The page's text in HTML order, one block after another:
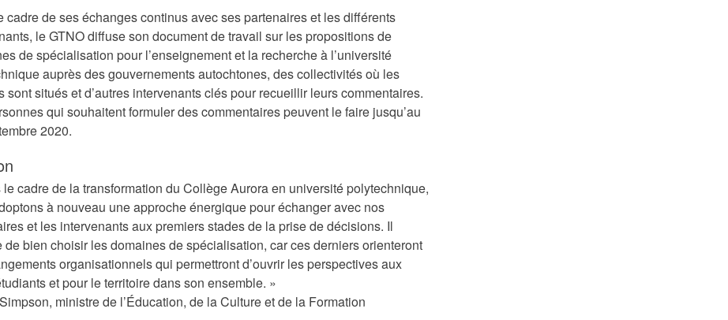
cadre de ses échanges continus avec ses partenaires et les différents
le GTNO diffuse son document de travail sur les propositions de
de spécialisation pour l’enseignement et la recherche à l’université
auprès des gouvernements autochtones, des collectivités où les
sont situés et d’autres intervenants clés pour recueillir leurs commentaires.
qui souhaitent formuler des commentaires peuvent le faire jusqu’au
2020.
le cadre de la transformation du Collège Aurora en université polytechnique,
à nouveau une approche énergique pour échanger avec nos
et les intervenants aux premiers stades de la prise de décisions. Il
de bien choisir les domaines de spécialisation, car ces derniers orienteront
organisationnels qui permettront d’ouvrir les perspectives aux
et pour le territoire dans son ensemble. »
ministre de l’Éducation, de la Culture et de la Formation